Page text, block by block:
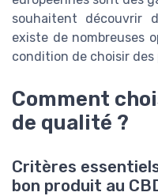
souhaitent découvrir
existe de nombreuses
condition de choisir
Comment
de qualité ?
Critères
bon produit au